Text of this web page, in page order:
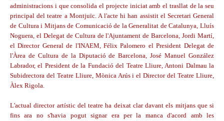
administracions i que consolida el projecte iniciat amb el trasllat de la seu
principal del teatre a Montjuïc. A l'acte hi han assistit el Secretari General
de Cultura i Mitjans de Comunicació de la Generalitat de Catalunya, Lluís
Noguera, el Delegat de Cultura de l'Ajuntament de Barcelona, Jordi Martí,
el Director General de l'INAEM, Félix Palomero el President Delegat de
l'Àrea de Cultura de la Diputació de Barcelona, José Manuel González
Labrador, el President de la Fundació del Teatre Lliure, Antoni Dalmau la
Subidrectora del Teatre Lliure, Mònica Arús i el Director del Teatre Lliure,
Àlex Rigola.
L'actual director artístic del teatre ha deixat clar davant els mitjans que si
fins ara no s'havia pogut signar era per la manca d'acord amb les